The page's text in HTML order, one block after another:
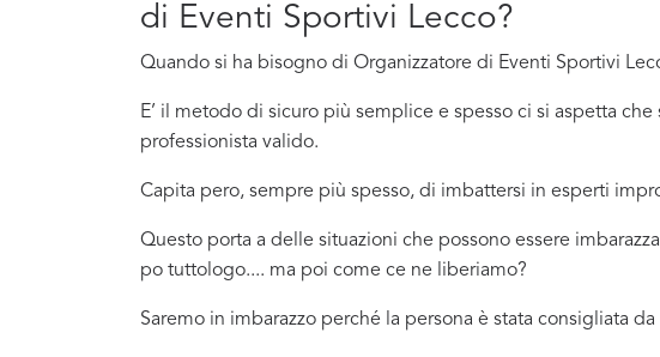
di Eventi Sportivi Lecco?
Quando si ha bisogno di Organizzatore di Eventi Sportivi
E’ il metodo di sicuro più semplice e spesso ci si aspetta
professionista valido.
Capita pero, sempre più spesso, di imbattersi in esperti
Questo porta a delle situazioni che possono essere
po tuttologo.... ma poi come ce ne liberiamo?
Saremo in imbarazzo perché la persona è stata consigliata